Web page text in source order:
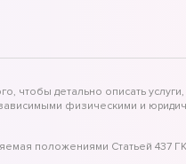
чтобы детально описать
физическими и
положениями Статьей 437